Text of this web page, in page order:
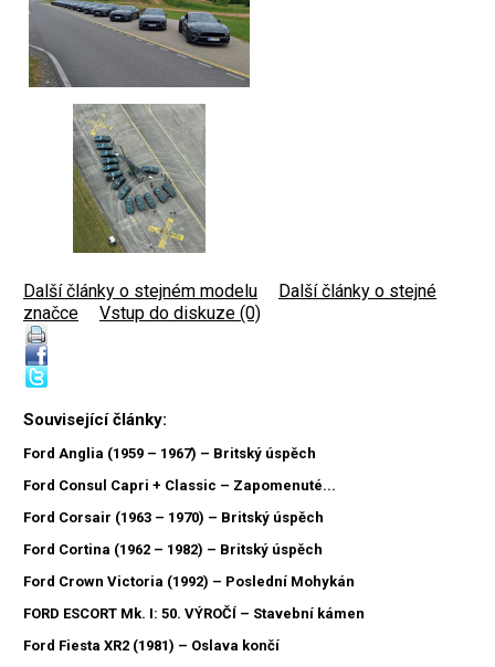
Další články o stejném modelu
Další články o stejné
značce
Vstup do diskuze (0)
Související články:
Ford Anglia (1959 – 1967) – Britský úspěch
Ford Consul Capri + Classic – Zapomenuté...
Ford Corsair (1963 – 1970) – Britský úspěch
Ford Cortina (1962 – 1982) – Britský úspěch
Ford Crown Victoria (1992) – Poslední Mohykán
FORD ESCORT Mk. I: 50. VÝROČÍ – Stavební kámen
Ford Fiesta XR2 (1981) – Oslava končí